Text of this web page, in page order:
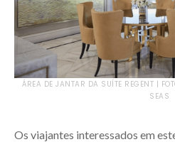
ÁREA DE JANTAR DA SUÍTE REGENT |
SEAS
Os viajantes interessados em